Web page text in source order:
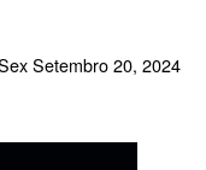
Setembro 20, 2024